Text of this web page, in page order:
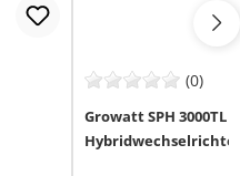
(0)
Growatt SPH 3000TL